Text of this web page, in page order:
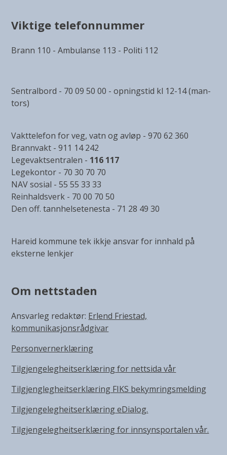
Viktige telefonnummer
Brann 110 - Ambulanse 113 - Politi 112
Sentralbord - 70 09 50 00 - opningstid kl 12-14 (man-
tors)
Vakttelefon for veg, vatn og avløp - 970 62 360
Brannvakt - 911 14 242
Legevaktsentralen - 116 117
Legekontor - 70 30 70 70
NAV sosial - 55 55 33 33
Reinhaldsverk - 70 00 70 50
Den off. tannhelsetenesta - 71 28 49 30
Hareid kommune tek ikkje ansvar for innhald på
eksterne lenkjer
Om nettstaden
Ansvarleg redaktør: Erlend Friestad,
kommunikasjonsrådgivar
Personvernerklæring
Tilgjengelegheitserklæring for nettsida vår
Tilgjenglegheitserklæring FIKS bekymringsmelding
Tilgjengelegheitserklæring eDialog.
Tilgjengelegheitserklæring for innsynsportalen vår.